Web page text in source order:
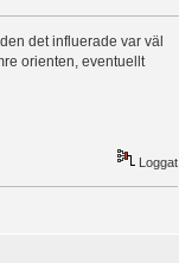
det influerade var väl
orienten, eventuellt
Loggat